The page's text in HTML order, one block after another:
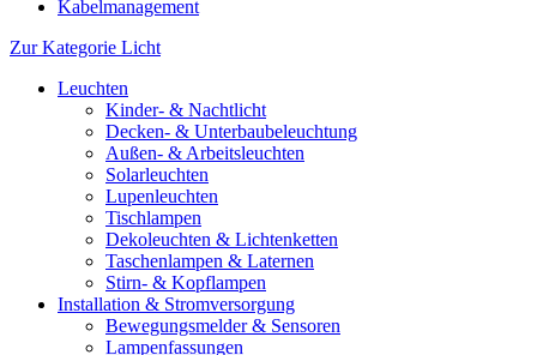
Kabelmanagement
Zur Kategorie Licht
Leuchten
Kinder- & Nachtlicht
Decken- & Unterbaubeleuchtung
Außen- & Arbeitsleuchten
Solarleuchten
Lupenleuchten
Tischlampen
Dekoleuchten & Lichtenketten
Taschenlampen & Laternen
Stirn- & Kopflampen
Installation & Stromversorgung
Bewegungsmelder & Sensoren
Lampenfassungen